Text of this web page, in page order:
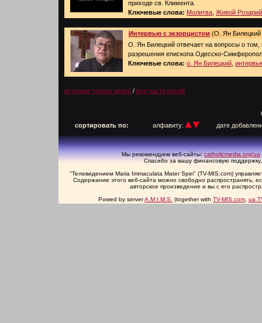
приходе св. Климента.
Ключевые слова: Молитва Живой Розарий
Интервью с экзорцистом (О. Ян Билецкий
О. Ян Билецкий отвечает на вопросы о
разрешения епископа Одесско-
Ключевые слова: о. Ян Билецкий
из серии только целое / все части серий
сортировать по:
алфавиту: дате
Мы рекомендуем веб-сайты:catholicmedia.org/ua
Спасибо за вашу финансовую
"Телевидением Maria Immaculata Mater Spei" (TV-MIS.com)
Содержание этого веб-сайта можно свободно распространять,
авторское произведение и вы с его
Powed by serverA.M.I.M.S. (together with TV-MIS.com